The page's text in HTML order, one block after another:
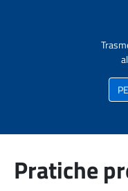
Pratiche